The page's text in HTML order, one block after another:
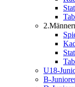
U18-
B-